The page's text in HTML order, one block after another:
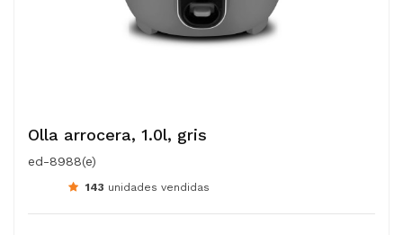
Olla arrocera, 1.0l, gris
ed-8988(e)
143 unidades vendidas